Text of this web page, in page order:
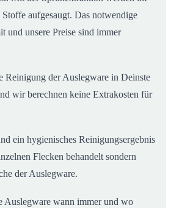
aufgesaugt. Das notwendige
und unsere Preise sind immer
Reinigung der Auslegware in Deinste
wir berechnen keine Extrakosten für
ein hygienisches Reinigungsergebnis
Flecken behandelt sondern
der Auslegware.
Auslegware wann immer und wo